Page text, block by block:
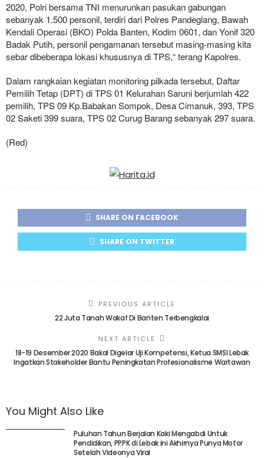
2020, Polri bersama TNI menurunkan pasukan gabungan
sebanyak 1.500 personil, terdiri dari Polres Pandeglang, Bawah
Kendali Operasi (BKO) Polda Banten, Kodim 0601, dan Yonif 320
Badak Putih, personil pengamanan tersebut masing-masing kita
sebar dibeberapa lokasi khususnya di TPS,“ terang Kapolres.
Dalam rangkaian kegiatan monitoring pilkada tersebut, Daftar
Pemilih Tetap (DPT) di TPS 01 Kelurahan Saruni berjumlah 422
pemilih, TPS 09 Kp.Babakan Sompok, Desa Cimanuk, 393, TPS
02 Saketi 399 suara, TPS 02 Curug Barang sebanyak 297 suara.
(Red)
SHARE ON FACEBOOK
SHARE ON TWITTER
PREVIOUS ARTICLE
22 Juta Tanah Wakaf Di Banten Terbengkalai
NEXT ARTICLE
18-19 Desember 2020 Bakal Digelar Uji Kompetensi, Ketua SMSI Lebak
Ingatkan Stakeholder Bantu Peningkatan Profesionalisme Wartawan
You Might Also Like
Puluhan Tahun Berjalan Kaki Mengabdi Untuk
Pendidikan, PPPK di Lebak ini Akhirnya Punya Motor
Setelah Videonya Viral